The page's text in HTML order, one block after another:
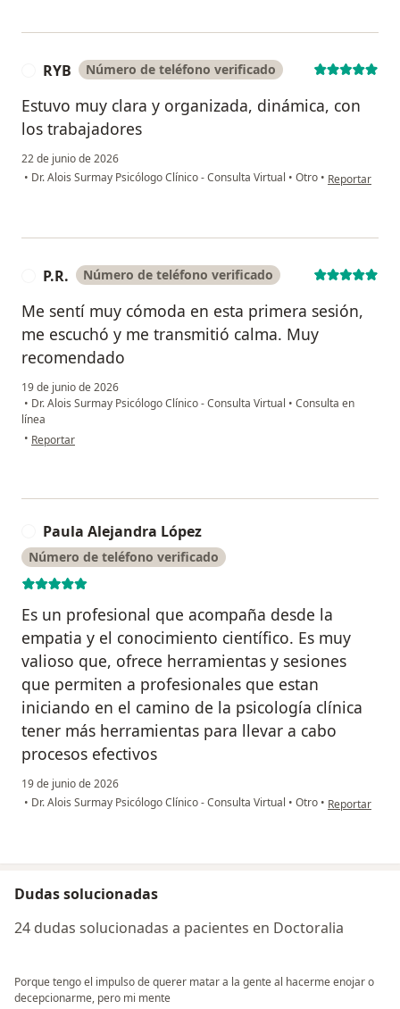
RYB Número de teléfono verificado
Estuvo muy clara y organizada, dinámica, con
los trabajadores
22 de junio de 2026
• Dr. Alois Surmay Psicólogo Clínico - Consulta Virtual • Otro • en opinión del
Reportar
P.R. Número de teléfono verificado
Me sentí muy cómoda en esta primera sesión,
me escuchó y me transmitió calma. Muy
recomendado
19 de junio de 2026
• Dr. Alois Surmay Psicólogo Clínico - Consulta Virtual • Consulta en
línea
• en opinión del usuario P.R.
Reportar
Paula Alejandra López
Número de teléfono verificado
Es un profesional que acompaña desde la
empatia y el conocimiento científico. Es muy
valioso que, ofrece herramientas y sesiones
que permiten a profesionales que estan
iniciando en el camino de la psicología clínica
tener más herramientas para llevar a cabo
procesos efectivos
19 de junio de 2026
• Dr. Alois Surmay Psicólogo Clínico - Consulta Virtual • Otro • en opinión
Reportar
Dudas solucionadas
24 dudas solucionadas a pacientes en Doctoralia
Porque tengo el impulso de querer matar a la gente al hacerme enojar o
decepcionarme, pero mi mente